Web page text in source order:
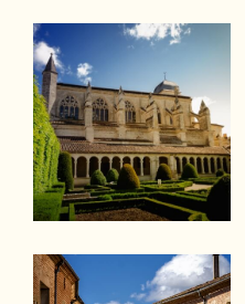
marché local actuel,
oeuvre pour vous
votre projet immobilier
lagestion locative, le
éet la transaction